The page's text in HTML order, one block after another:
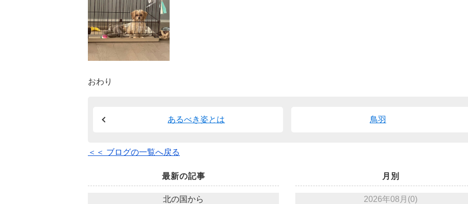
おわり
あるべき姿とは 鳥羽
＜＜ ブログの一覧へ戻る
最新の記事
北の国から
月別
2026年08月(0)